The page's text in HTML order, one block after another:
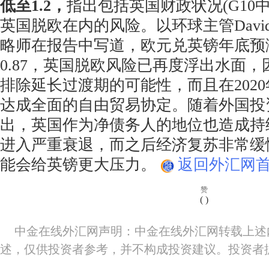
低至1.2， 指出包括英国财政状况(G10
英国脱欧在内的风险。以环球主管
略师在报告中写道，欧元兑英镑年底
0.87，英国脱欧风险已再度浮出水面，
排除延长过渡期的可能性，而且在
达成全面的自由贸易协定。随着外国
出，英国作为净债务人的地位也造成
进入严重衰退，而之后经济复苏非常
能会给英镑更大压力。
返回外汇网
赞
( )
中金在线外汇网声明：中金在线外汇网转载上
述，仅供投资者参考，并不构成投资建议。投资